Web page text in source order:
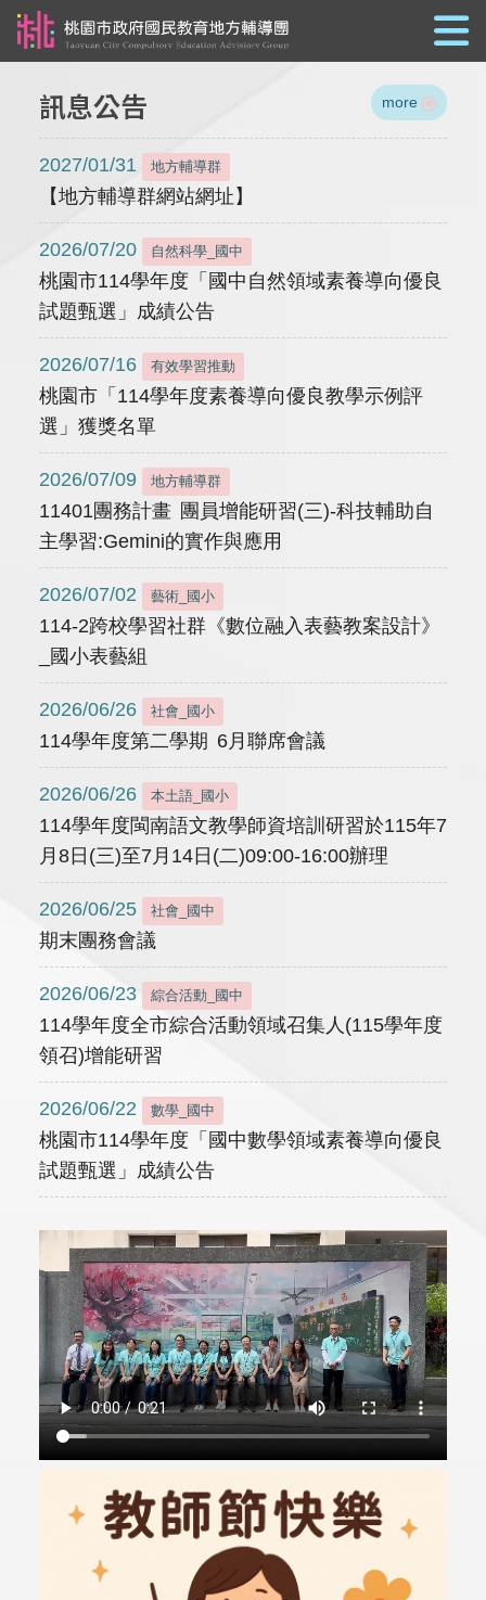
訊息公告 more
2027/01/31 地方輔導群
【地方輔導群網站網址】
2026/07/20 自然科學_國中
桃園市114學年度「國中自然領域素養導向優良
試題甄選」成績公告
2026/07/16 有效學習推動
桃園市「114學年度素養導向優良教學示例評
選」獲獎名單
2026/07/09 地方輔導群
11401團務計畫 團員增能研習(三)-科技輔助自
主學習:Gemini的實作與應用
2026/07/02 藝術_國小
114-2跨校學習社群《數位融入表藝教案設計》
_國小表藝組
2026/06/26 社會_國小
114學年度第二學期 6月聯席會議
2026/06/26 本土語_國小
114學年度閩南語文教學師資培訓研習於115年7
月8日(三)至7月14日(二)09:00-16:00辦理
2026/06/25 社會_國中
期末團務會議
2026/06/23 綜合活動_國中
114學年度全市綜合活動領域召集人(115學年度
領召)增能研習
2026/06/22 數學_國中
桃園市114學年度「國中數學領域素養導向優良
試題甄選」成績公告